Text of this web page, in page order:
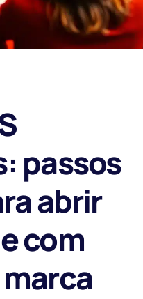
passos
abrir
com